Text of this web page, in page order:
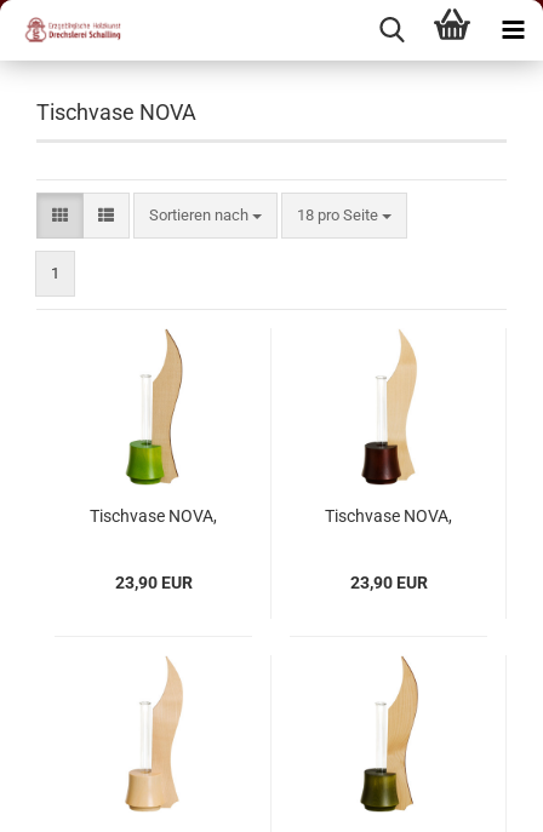
Tischvase NOVA
Sortieren nach 18 pro Seite
1
Tischvase NOVA,
23,90 EUR
Tischvase NOVA,
23,90 EUR